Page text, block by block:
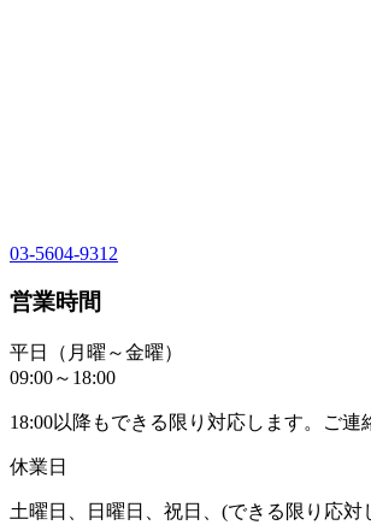
03-5604-9312
営業時間
平日（月曜～金曜）
09:00～18:00
18:00以降もできる限り対応します。ご連
休業日
土曜日、日曜日、祝日、(できる限り応対